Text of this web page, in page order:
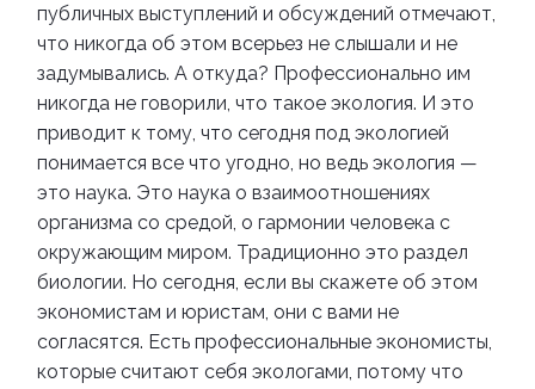
публичных выступлений и обсуждений отмечают,
что никогда об этом всерьез не слышали и не
задумывались. А откуда? Профессионально им
никогда не говорили, что такое экология. И это
приводит к тому, что сегодня под экологией
понимается все что угодно, но ведь экология —
это наука. Это наука о взаимоотношениях
организма со средой, о гармонии человека с
окружающим миром. Традиционно это раздел
биологии. Но сегодня, если вы скажете об этом
экономистам и юристам, они с вами не
согласятся. Есть профессиональные экономисты,
которые считают себя экологами, потому что